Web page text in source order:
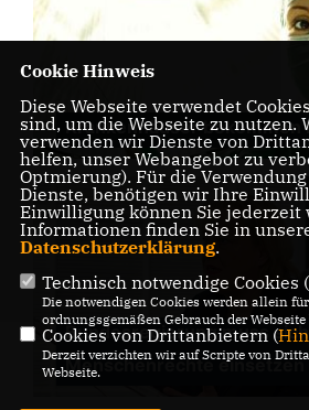
Krankenhäuser bekommen
Bundesregierung muss sich
Menschenrechte einsetzen
Cookie Hinweis
Diese Webseite verwendet
sind, um die Webseite zu nutzen.
verwenden wir Dienste von
helfen, unser Webangebot zu
Optmierung). Für die
Dienste, benötigen wir Ihre
Einwilligung können Sie jederzeit
Informationen finden Sie in
Datenschutzerklärung.
Technisch notwendige Cookies (
Die notwendigen Cookies werden allein
ordnungsgemäßen Gebrauch der
Cookies von Drittanbietern (
Derzeit verzichten wir auf Scripte von
Webseite.